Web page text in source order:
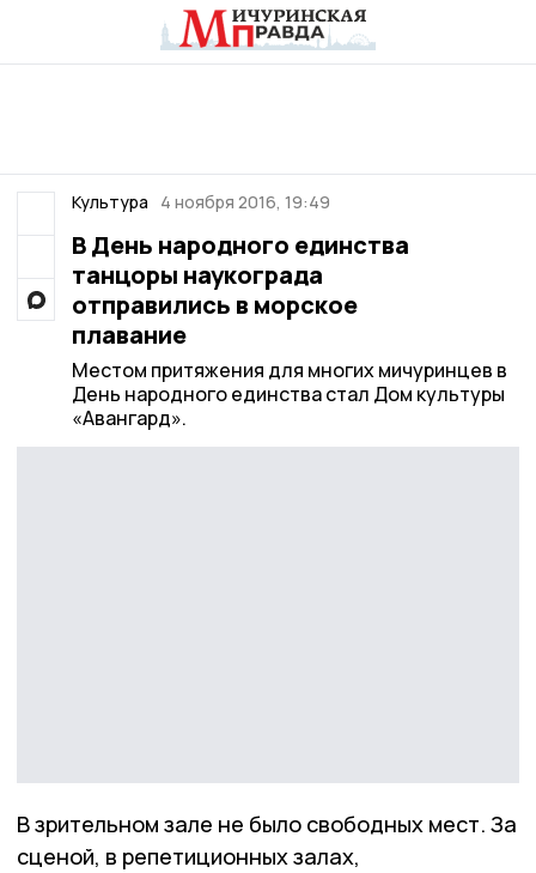
Культура 4 ноября 2016, 19:49
В День народного единства
танцоры наукограда
отправились в морское
плавание
Местом притяжения для многих мичуринцев в
День народного единства стал Дом культуры
«Авангард».
В зрительном зале не было свободных мест. За
сценой, в репетиционных залах,